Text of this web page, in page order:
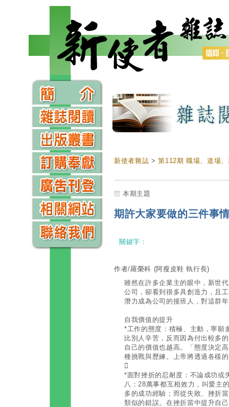
新使者雜誌 >第112期 職場、道場
本期主題
期許大家要做的三件事
關鍵字：
作者/羅榮科 (阿瘦皮鞋 執行長)
雖然在許多企業主的眼中，新世
公司，卻看到很多具創造力，且
潛力成為公司的接班人，對這群
自我價值的提升
*工作的態度：積極、主動，寧願
比別人辛苦，反而因為付出較多
自己的價值也越高。「態度決定
種挑戰與歷練。上帝將透過各樣

*面對挫折的忍耐度：不論成功或
八：28萬事都互相效力，叫愛主
多的成功經驗；而從失敗、挫折
類似的錯誤。在挫折當中提升自